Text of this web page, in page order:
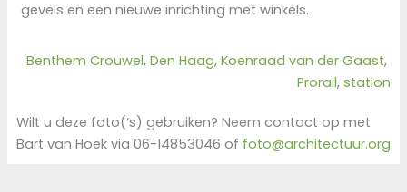
gevels en een nieuwe inrichting met winkels.
Benthem Crouwel, Den Haag, Koenraad van der Gaast
Prorail, station
Wilt u deze foto(‘s) gebruiken? Neem contact op met
Bart van Hoek via 06-14853046 of foto@architectuur.org